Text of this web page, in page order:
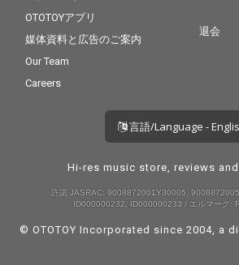
OTOTOYアプリ
媒体資料と広告のご案内
Our Team
Careers
退会
言語/Language -
Hi-res music store, reviews
許諾 JASRAC: 9008872001Y30005,
ID000000232, ID000000233 / エルマーク:
© OTOTOY Incorporated since 2004, a